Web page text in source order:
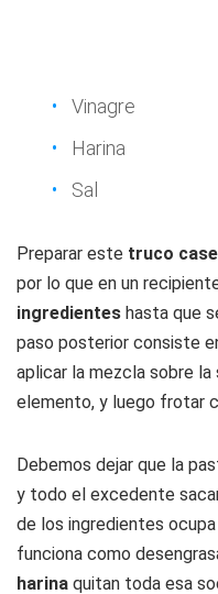
Vinagre
Harina
Sal
Preparar este truco
por lo que en un
ingredientes hasta que
paso posterior consiste
aplicar la mezcla sobre
elemento, y luego frotar
Debemos dejar que la
y todo el excedente
de los ingredientes
funciona como
harina quitan toda esa